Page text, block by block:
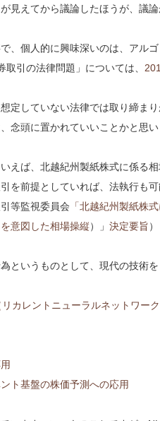
見えてから議論したほうが、議
、個人的に興味深いのは、アル
取引の法律問題」については、
想定していない法律では取り締ま
念頭に置かれていいことかと思い
えば、北越紀州製紙株式に係る
を前提としていれば、法執行も可
等監視委員会 「北越紀州製紙株
意図した相場操縦）」 決定要旨 ）
というものとして、現代の技術を
カレントニューラルネットワー
ト基盤の株価予測への応用